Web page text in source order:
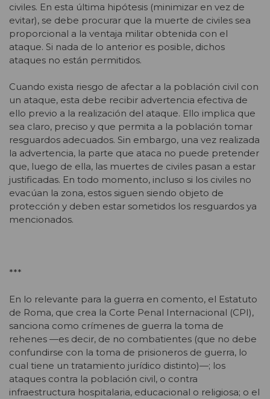
civiles. En esta última hipótesis (minimizar en vez de
evitar), se debe procurar que la muerte de civiles sea
proporcional a la ventaja militar obtenida con el
ataque. Si nada de lo anterior es posible, dichos
ataques no están permitidos.
Cuando exista riesgo de afectar a la población civil con
un ataque, esta debe recibir advertencia efectiva de
ello previo a la realización del ataque. Ello implica que
sea claro, preciso y que permita a la población tomar
resguardos adecuados. Sin embargo, una vez realizada
la advertencia, la parte que ataca no puede pretender
que, luego de ella, las muertes de civiles pasan a estar
justificadas. En todo momento, incluso si los civiles no
evacúan la zona, estos siguen siendo objeto de
protección y deben estar sometidos los resguardos ya
mencionados.
***
En lo relevante para la guerra en comento, el Estatuto
de Roma, que crea la Corte Penal Internacional (CPI),
sanciona como crímenes de guerra la toma de
rehenes —es decir, de no combatientes (que no debe
confundirse con la toma de prisioneros de guerra, lo
cual tiene un tratamiento jurídico distinto)—; los
ataques contra la población civil, o contra
infraestructura hospitalaria, educacional o religiosa; o el